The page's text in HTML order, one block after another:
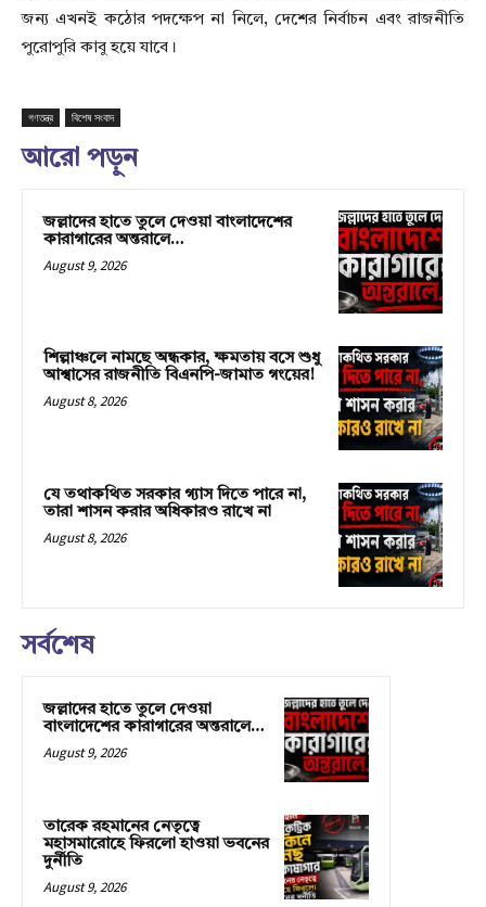
জন্য এখনই কঠোর পদক্ষেপ না নিলে, দেশের নির্বাচন এবং রাজনীতি
পুরোপুরি কাবু হয়ে যাবে।
গণতন্ত্র বিশেষ সংবাদ
আরো পড়ুন
জল্লাদের হাতে তুলে দেওয়া বাংলাদেশের
কারাগারের অন্তরালে…
August 9, 2026
শিল্পাঞ্চলে নামছে অন্ধকার, ক্ষমতায় বসে শুধু
আশ্বাসের রাজনীতি বিএনপি-জামাত গংয়ের!
August 8, 2026
যে তথাকথিত সরকার গ্যাস দিতে পারে না,
তারা শাসন করার অধিকারও রাখে না
August 8, 2026
সর্বশেষ
জল্লাদের হাতে তুলে দেওয়া
বাংলাদেশের কারাগারের অন্তরালে…
August 9, 2026
তারেক রহমানের নেতৃত্বে
মহাসমারোহে ফিরলো হাওয়া ভবনের
দুর্নীতি
August 9, 2026